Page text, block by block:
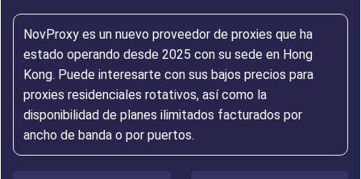
NovProxy es un nuevo proveedor de proxies que ha
estado operando desde 2025 con su sede en Hong
Kong. Puede interesarte con sus bajos precios para
proxies residenciales rotativos, así como la
disponibilidad de planes ilimitados facturados por
ancho de banda o por puertos.